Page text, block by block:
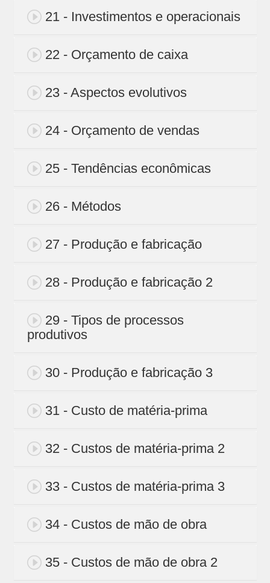
21 - Investimentos e operacionais
22 - Orçamento de caixa
23 - Aspectos evolutivos
24 - Orçamento de vendas
25 - Tendências econômicas
26 - Métodos
27 - Produção e fabricação
28 - Produção e fabricação 2
29 - Tipos de processos
produtivos
30 - Produção e fabricação 3
31 - Custo de matéria-prima
32 - Custos de matéria-prima 2
33 - Custos de matéria-prima 3
34 - Custos de mão de obra
35 - Custos de mão de obra 2